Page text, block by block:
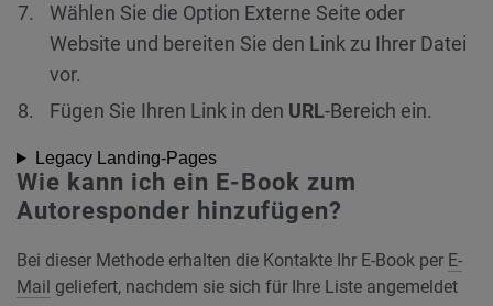
Wählen Sie die Option Externe Seite oder
Website und bereiten Sie den Link zu Ihrer Datei
vor.
Fügen Sie Ihren Link in den URL-Bereich ein.
Legacy Landing-Pages
Wie kann ich ein E-Book zum
Autoresponder hinzufügen?
Bei dieser Methode erhalten die Kontakte Ihr E-Book per E-
Mail geliefert, nachdem sie sich für Ihre Liste angemeldet